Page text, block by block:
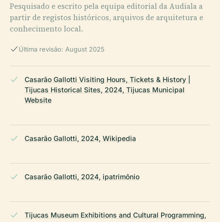
Pesquisado e escrito pela equipa editorial da Audiala a
partir de registos históricos, arquivos de arquitetura e
conhecimento local.
Última revisão: August 2025
Casarão Gallotti Visiting Hours, Tickets & History |
Tijucas Historical Sites, 2024, Tijucas Municipal
Website
Casarão Gallotti, 2024, Wikipedia
Casarão Gallotti, 2024, ipatrimônio
Tijucas Museum Exhibitions and Cultural Programming,